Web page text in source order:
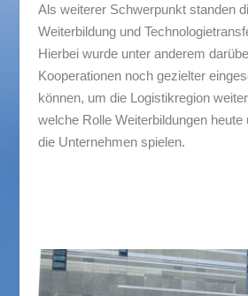
Als weiterer Schwerpunkt standen
Weiterbildung und
Hierbei wurde unter anderem
Kooperationen noch gezielter
können, um die Logistikregion
welche Rolle Weiterbildungen heute
die Unternehmen spielen.